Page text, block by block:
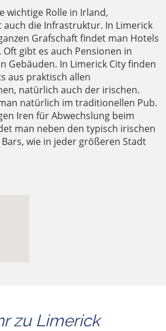
wichtige Rolle in Irland,
die Infrastruktur. In Limerick
Grafschaft findet man Hotels
Oft gibt es auch Pensionen in
Gebäuden. In Limerick City finden
aus praktisch allen
natürlich auch der irischen.
natürlich im traditionellen Pub.
Iren für Abwechslung beim
man neben den typisch irischen
wie in jeder größeren Stadt
zu Limerick